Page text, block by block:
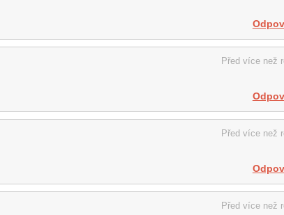
Před více než
Před více než
Před více než